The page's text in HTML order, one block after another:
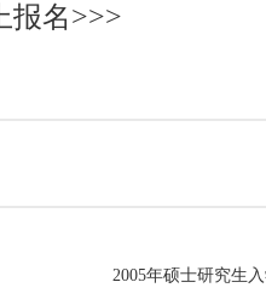
报名>>>
2005年硕士研究生